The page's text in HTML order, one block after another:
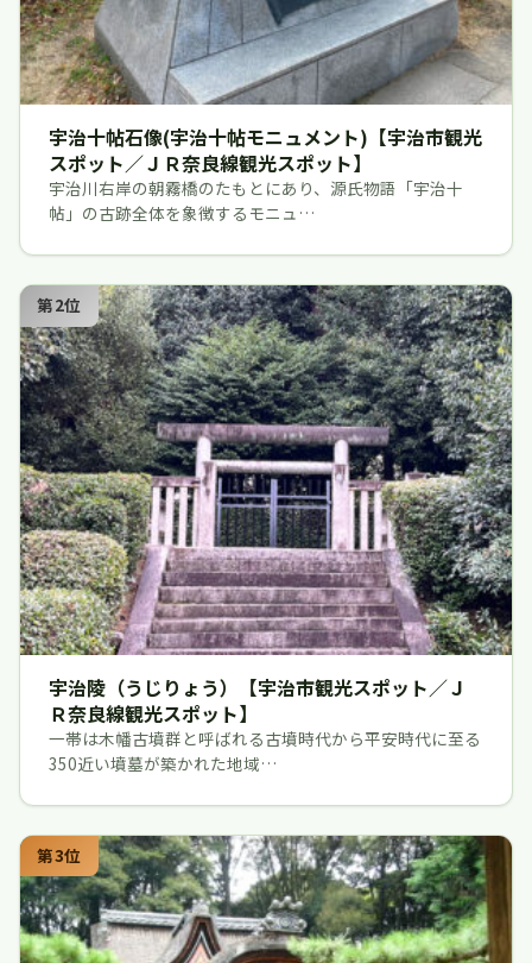
宇治十帖石像(宇治十帖モニュメント)【宇治市観光
スポット／ＪＲ奈良線観光スポット】
宇治川右岸の朝霧橋のたもとにあり、源氏物語「宇治十
帖」の古跡全体を象徴するモニュ…
第2位
宇治陵（うじりょう）【宇治市観光スポット／Ｊ
Ｒ奈良線観光スポット】
一帯は木幡古墳群と呼ばれる古墳時代から平安時代に至る
350近い墳墓が築かれた地域…
第3位